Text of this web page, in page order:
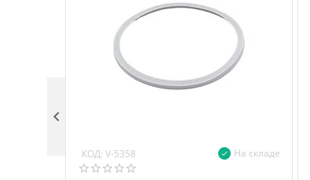
КОД: V-5358 На складе
